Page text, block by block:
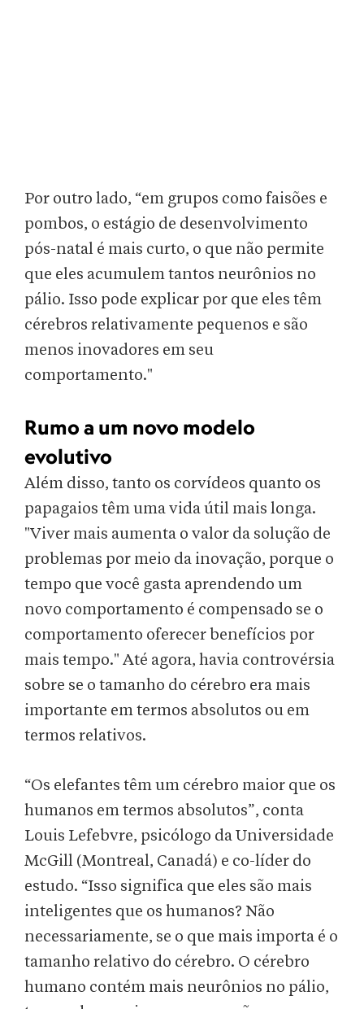
Por outro lado, “em grupos como faisões e
pombos, o estágio de desenvolvimento
pós-natal é mais curto, o que não permite
que eles acumulem tantos neurônios no
pálio. Isso pode explicar por que eles têm
cérebros relativamente pequenos e são
menos inovadores em seu
comportamento."
Rumo a um novo modelo
evolutivo
Além disso, tanto os corvídeos quanto os
papagaios têm uma vida útil mais longa.
"Viver mais aumenta o valor da solução de
problemas por meio da inovação, porque o
tempo que você gasta aprendendo um
novo comportamento é compensado se o
comportamento oferecer benefícios por
mais tempo." Até agora, havia controvérsia
sobre se o tamanho do cérebro era mais
importante em termos absolutos ou em
termos relativos.
“Os elefantes têm um cérebro maior que os
humanos em termos absolutos”, conta
Louis Lefebvre, psicólogo da Universidade
McGill (Montreal, Canadá) e co-líder do
estudo. “Isso significa que eles são mais
inteligentes que os humanos? Não
necessariamente, se o que mais importa é o
tamanho relativo do cérebro. O cérebro
humano contém mais neurônios no pálio,